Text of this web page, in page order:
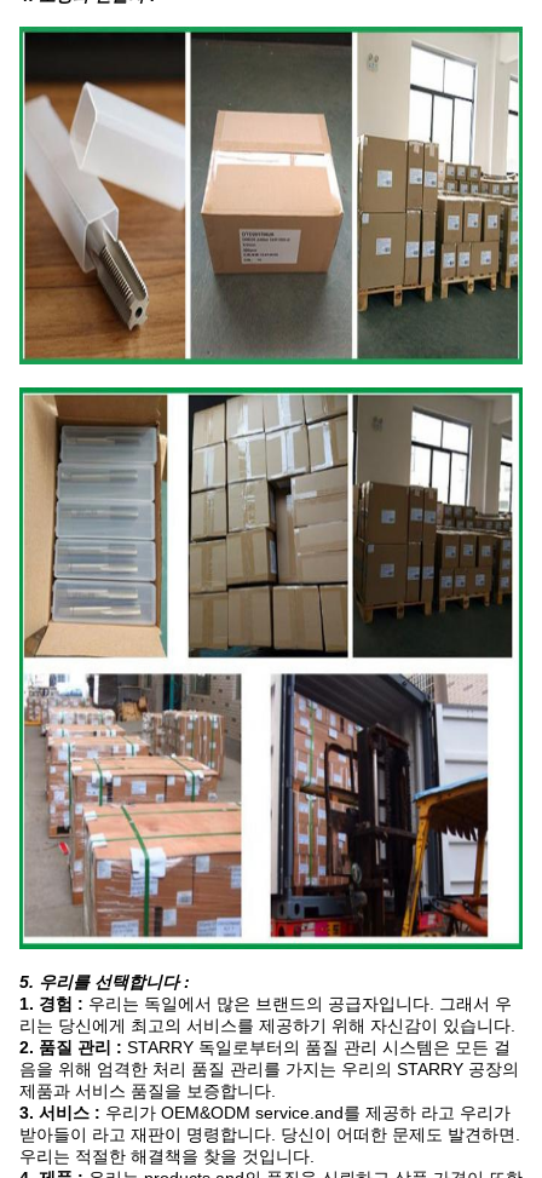
5. 우리를 선택합니다 :
1. 경험 : 우리는 독일에서 많은 브랜드의 공급자입니다. 그래서 우
리는 당신에게 최고의 서비스를 제공하기 위해 자신감이 있습니다.
2. 품질 관리 : STARRY 독일로부터의 품질 관리 시스템은 모든 걸
음을 위해 엄격한 처리 품질 관리를 가지는 우리의 STARRY 공장의
제품과 서비스 품질을 보증합니다.
3. 서비스 : 우리가 OEM&ODM service.and를 제공하 라고 우리가
받아들이 라고 재판이 명령합니다. 당신이 어떠한 문제도 발견하면.
우리는 적절한 해결책을 찾을 것입니다.